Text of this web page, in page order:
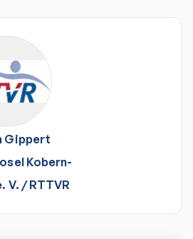
Gippert
Kobern-
V. /RTTVR